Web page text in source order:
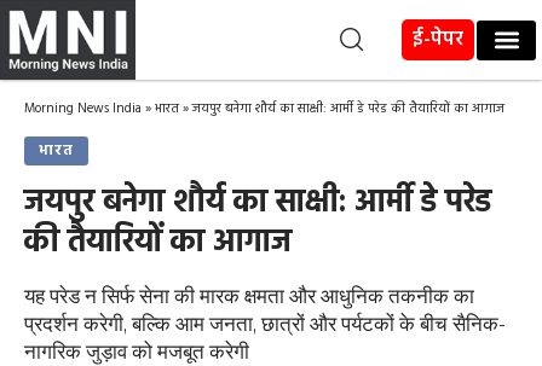
ई-पेपर
Morning News India »भारत»जयपुर बनेगा शौर्य का साक्षी: आर्मी डे परेड की तैयारियों का आगाज
भारत
जयपुर बनेगा शौर्य का साक्षी: आर्मी डे परेड
की तैयारियों का आगाज
यह परेड न सिर्फ सेना की मारक क्षमता और आधुनिक तकनीक का
प्रदर्शन करेगी, बल्कि आम जनता, छात्रों और पर्यटकों के बीच सैनिक-
नागरिक जुड़ाव को मजबूत करेगी